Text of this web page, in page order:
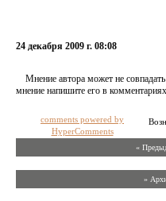
24 декабря 2009 г. 08:08
Мнение автора может не
мнение напишите его в
comments powered by
HyperComments
«
»